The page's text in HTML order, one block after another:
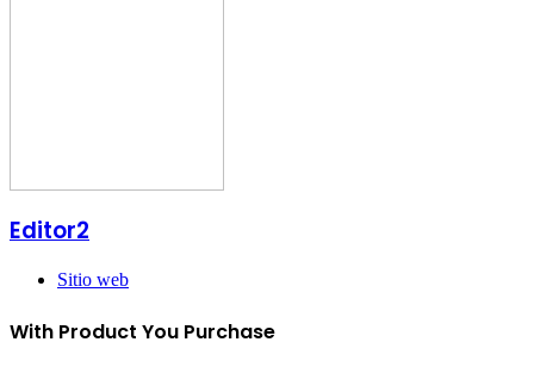
Editor2
Sitio web
With Product You Purchase